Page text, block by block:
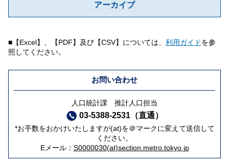
アーカイブ
■【Excel】、【PDF】及び【CSV】については、 利用ガイドを参
照してください。
お問い合わせ
人口統計課 推計人口担当
03-5388-2531（直通）
*お手数をおかけいたしますが(at)を＠マークに変えて送信して
ください。
Eメール： S0000030(at)section.metro.tokyo.jp